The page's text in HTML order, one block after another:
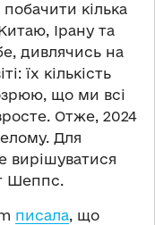
кілька
Ірану та
дивлячись на
їх кількість
що ми всі
Отже, 2024
Для
вирішуватися
Шеппс.
писала, що